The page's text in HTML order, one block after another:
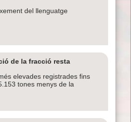
del llenguatge
de la fracció resta
elevades registrades fins
tones menys de la